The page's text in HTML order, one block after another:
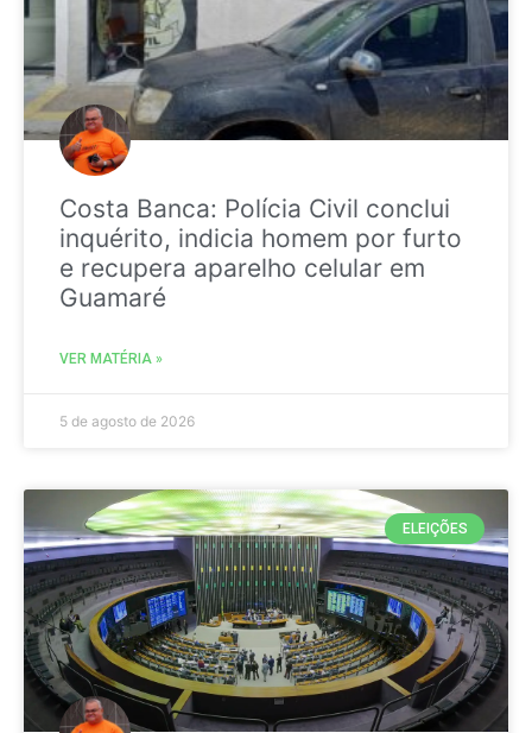
Costa Banca: Polícia Civil conclui
inquérito, indicia homem por furto
e recupera aparelho celular em
Guamaré
VER MATÉRIA »
5 de agosto de 2026
ELEIÇÕES